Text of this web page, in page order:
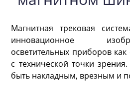
Магнитная трековая
инновационное
осветительных приборов как
с технической точки
быть накладным, врезным и